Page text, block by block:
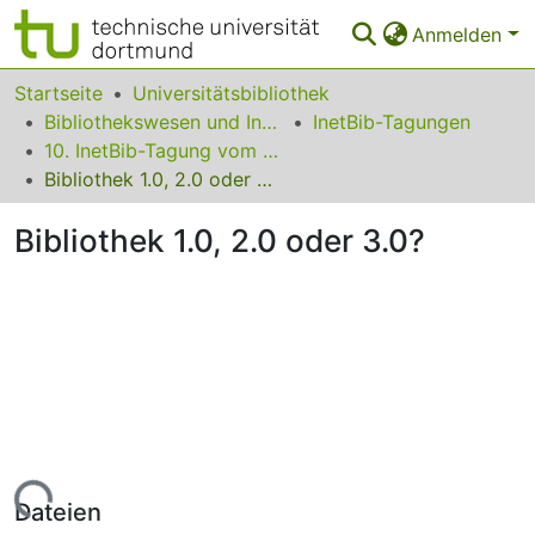
Anmelden
Bereiche & Sammlungen
Das gesamte Repositorium
Statistiken
FAQ
Startseite
Universitätsbibliothek
Bibliothekswesen und Information
InetBib-Tagungen
10. InetBib-Tagung vom 9. bis 11. April 2008 in Würzburg
Bibliothek 1.0, 2.0 oder 3.0?
Bibliothek 1.0, 2.0 oder 3.0?
Lade...
Dateien